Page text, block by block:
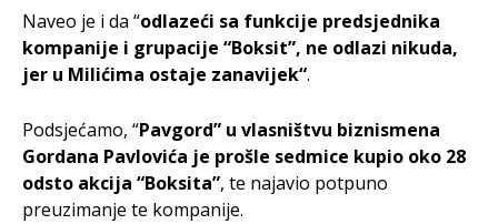
Naveo je i da “odlazeći sa funkcije predsjednika
kompanije i grupacije “Boksit”, ne odlazi nikuda,
jer u Milićima ostaje zanavijek“.
Podsjećamo, “Pavgord” u vlasništvu biznismena
Gordana Pavlovića je prošle sedmice kupio oko 28
odsto akcija “Boksita”, te najavio potpuno
preuzimanje te kompanije.